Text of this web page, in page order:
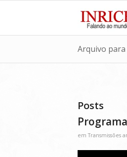
Arquivo
Posts
emTransmissões